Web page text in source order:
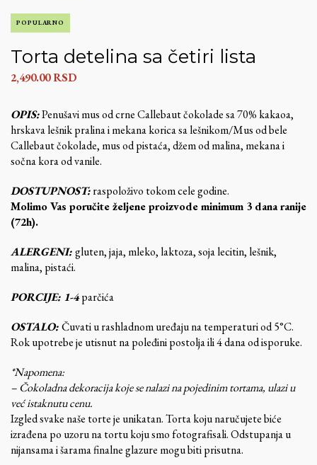
POPULARNO
Torta detelina sa četiri lista
2,490.00RSD
OPIS:Penušavi mus od crne Callebaut čokolade sa 70% kakaoa,
hrskava lešnik pralina i mekana korica sa lešnikom/Mus od bele
Callebaut čokolade, mus od pistaća, džem od malina, mekana i
sočna kora od vanile.
DOSTUPNOST:raspoloživo tokom cele godine.
Molimo Vas poručite željene proizvode minimum 3 dana ranije
(72h).
ALERGENI:gluten, jaja, mleko, laktoza, soja lecitin, lešnik,
malina, pistaći.
PORCIJE: 1-4parčića
OSTALO:Čuvati u rashladnom uređaju na temperaturi od 5°C.
Rok upotrebe je utisnut na poleđini postolja ili 4 dana od isporuke.
*Napomena:
– Čokoladna dekoracija koje se nalazi na pojedinim tortama, ulazi u
već istaknutu cenu.
Izgled svake naše torte je unikatan. Torta koju naručujete biće
izrađena po uzoru na tortu koju smo fotografisali. Odstupanja u
nijansama i šarama finalne glazure mogu biti prisutna.